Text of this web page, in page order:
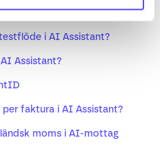
i AI Assistant?
Assistant?
faktura i AI Assistant?
moms i AI-mottag